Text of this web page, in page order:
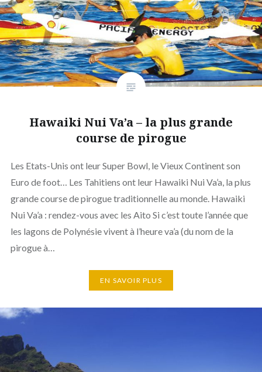
Hawaiki Nui Va’a – la plus grande
course de pirogue
Les Etats-Unis ont leur Super Bowl, le Vieux Continent son
Euro de foot… Les Tahitiens ont leur Hawaiki Nui Va’a, la plus
grande course de pirogue traditionnelle au monde. Hawaiki
Nui Va’a : rendez-vous avec les Aito Si c’est toute l’année que
les lagons de Polynésie vivent à l’heure va’a (du nom de la
pirogue à…
EN SAVOIR PLUS